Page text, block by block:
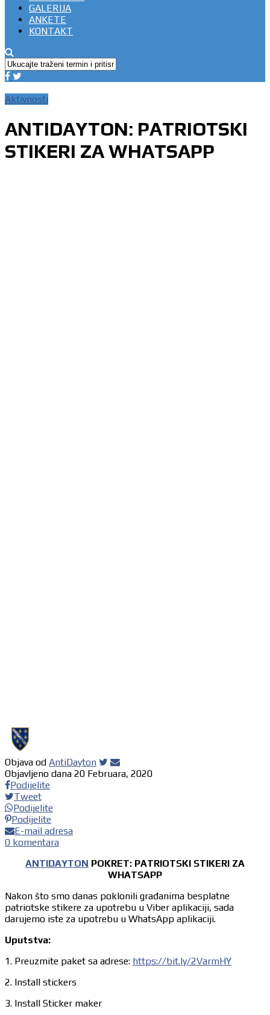
GALERIJA
ANKETE
KONTAKT
Aktivnosti
ANTIDAYTON: PATRIOTSKI
STIKERI ZA WHATSAPP
Objava od AntiDayton
Objavljeno dana 20 Februara, 2020
Podijelite
Tweet
Podijelite
Podijelite
E-mail adresa
0 komentara
ANTIDAYTON POKRET: PATRIOTSKI STIKERI ZA
WHATSAPP
Nakon što smo danas poklonili građanima besplatne
patriotske stikere za upotrebu u Viber aplikaciji, sada
darujemo iste za upotrebu u WhatsApp aplikaciji.
Uputstva:
1. Preuzmite paket sa adrese: https://bit.ly/2VarmHY
2. Install stickers
3. Install Sticker maker